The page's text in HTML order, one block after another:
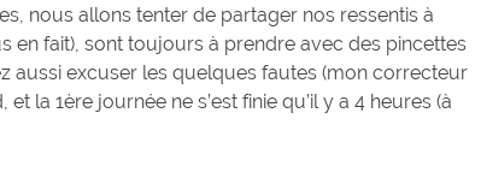
nous allons tenter de partager nos ressentis à
en fait), sont toujours à prendre avec des pincettes
aussi excuser les quelques fautes (mon correcteur
la 1ère journée ne s’est finie qu’il y a 4 heures (à